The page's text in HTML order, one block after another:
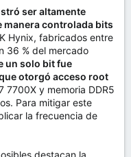
ser altamente
controlada bits
Hynix, fabricados entre
36 % del mercado
un solo bit fue
otorgó acceso root
7700X y memoria DDR5
Para mitigar este
la frecuencia de
destacan la